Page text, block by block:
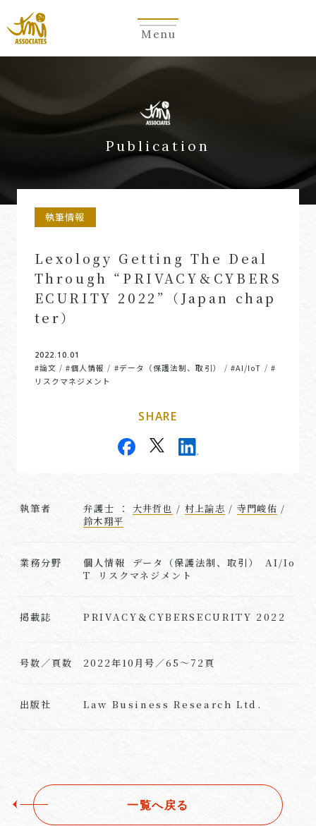
Menu
Publication
執筆情報
Lexology Getting The Deal
Through “PRIVACY＆CYBERS
ECURITY 2022”（Japan chap
ter）
2022.10.01
#論文 / #個人情報 / #データ（保護法制、取引） / #AI/IoT / #
リスクマネジメント
SHARE
執筆者 弁護士 ： 大井哲也 / 村上諭志 / 寺門峻佑 /
鈴木翔平
業務分野
個人情報 データ（保護法制、取引） AI/Io
T リスクマネジメント
掲載誌 PRIVACY＆CYBERSECURITY 2022
号数／頁数 2022年10月号／65～72頁
出版社 Law Business Research Ltd.
一覧へ戻る